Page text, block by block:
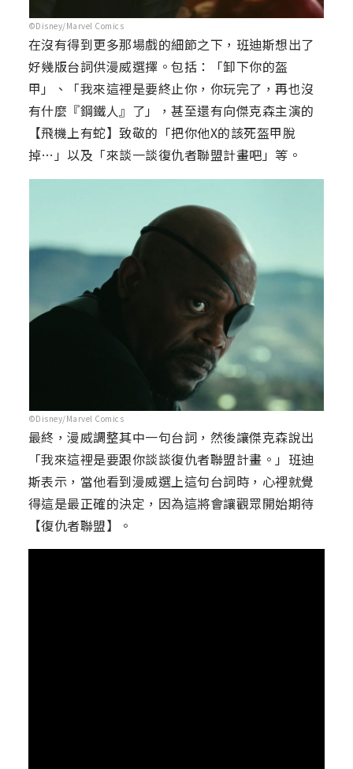
©Disney/Marvel Comics
在沒有得到更多那場戲的細節之下，班迪斯想出了
好幾版台詞供漫威選擇。包括：「卸下你的盔
甲」、「我來這裡是要終止你，你玩完了，再也沒
有什麼『鋼鐵人』了」，甚至還有向傑克森主演的
【飛機上有蛇】致敬的「把你他X的該死盔甲脫
掉…」以及「來談一談復仇者聯盟計畫吧」等。
©Disney/Marvel Comics
最終，漫威調整其中一句台詞，然後讓傑克森說出
「我來這裡是要跟你談談復仇者聯盟計畫。」班迪
斯表示，當他看到漫威選上這句台詞時，心裡就覺
得這是最正確的決定，因為這將會讓觀眾開始期待
【復仇者聯盟】。